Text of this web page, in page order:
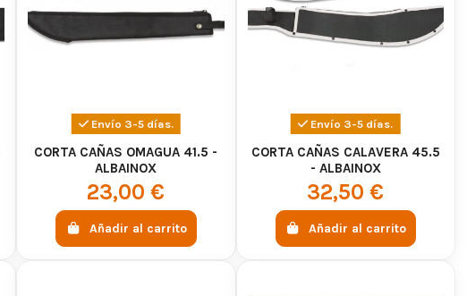
Envío 3-5 días.
CORTA CAÑAS OMAGUA 41.5 -
ALBAINOX
23,00 €
Añadir al carrito
Envío 3-5 días.
CORTA CAÑAS CALAVERA 45.5
- ALBAINOX
32,50 €
Añadir al carrito